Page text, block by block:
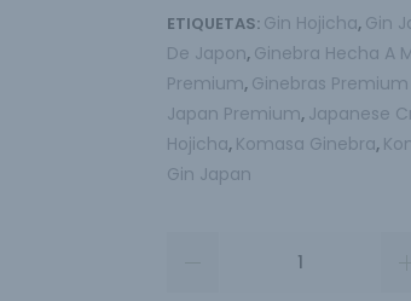
ETIQUETAS: Gin Hojicha, Gin
De Japon, Ginebra Hecha A
Premium, Ginebras
Japan Premium, Japanese
Hojicha, Komasa Ginebra,
Gin Japan